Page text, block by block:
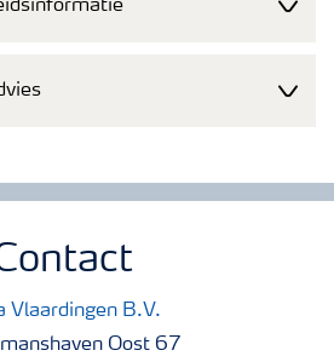
Vlaardingen B.V.
Oost 67